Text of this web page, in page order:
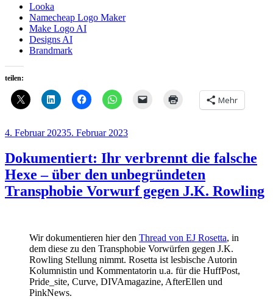
Looka
Namecheap Logo Maker
Make Logo AI
Designs AI
Brandmark
teilen:
Mehr
Veröffentlicht
4. Februar 20235. Februar 2023
Dokumentiert: Ihr verbrennt die falsche
Hexe – über den unbegründeten
Transphobie Vorwurf gegen J.K. Rowling
Wir dokumentieren hier den Thread von EJ Rosetta, in
dem diese zu den Transphobie Vorwürfen gegen J.K.
Rowling Stellung nimmt. Rosetta ist lesbische Autorin
Kolumnistin und Kommentatorin u.a. für die HuffPost,
Pride_site, Curve, DIVAmagazine, AfterEllen und
PinkNews.